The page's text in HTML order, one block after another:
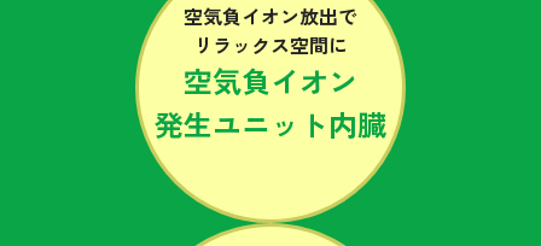
空気負イオン放出で
リラックス空間に
空気負イオン
発生ユニット内臓